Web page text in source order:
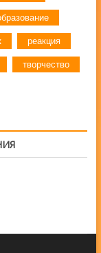
реакция
творчество